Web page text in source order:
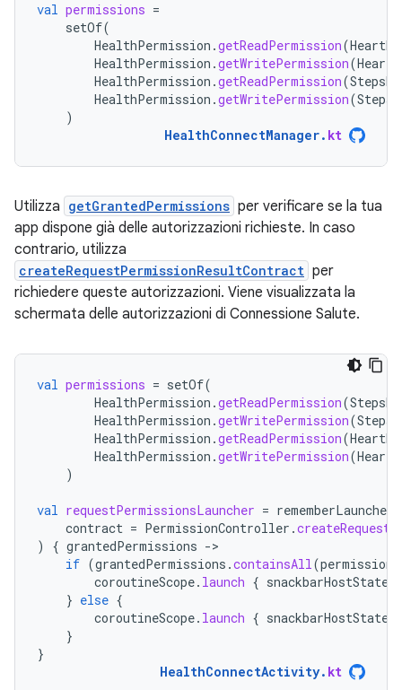
val permissions =
setOf(
HealthPermission .getReadPermission(
HealthPermission .getWritePermission(
HealthPermission .getReadPermission(
HealthPermission .getWritePermission(
)
HealthConnectManager. kt
Utilizza getGrantedPermissions per verificare se la tua
app dispone già delle autorizzazioni richieste. In caso
contrario, utilizza
createRequestPermissionResultContract per
richiedere queste autorizzazioni. Viene visualizzata la
schermata delle autorizzazioni di Connessione Salute.
val permissions = setOf(
HealthPermission .getReadPermission(
HealthPermission .getWritePermission(
HealthPermission .getReadPermission(
HealthPermission .getWritePermission(
)
val requestPermissionsLauncher =
contract = PermissionController .
)
{ grantedPermissions -
if (grantedPermissions .containsAll(permissions
coroutineScope. launch { snackbarHostState
} else {
coroutineScope. launch { snackbarHostState
}
}
HealthConnectActivity. kt